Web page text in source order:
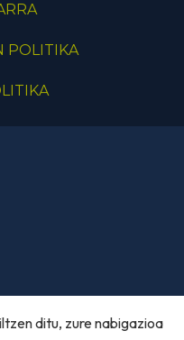
POLITIKA
ditu, zure nabigazioa